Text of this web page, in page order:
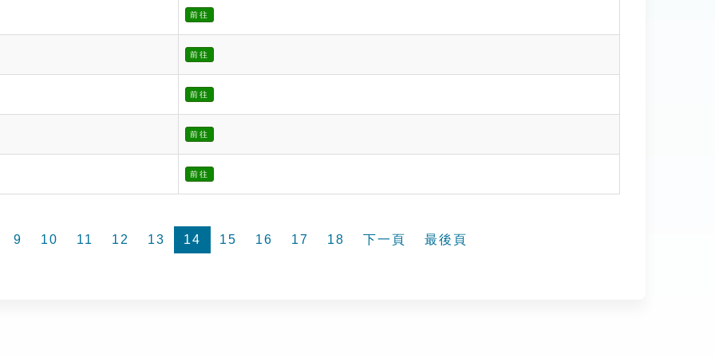
前往
前往
前往
前往
前往
9 10 11 12 13 14 15 16 17 18 下一頁 最後頁